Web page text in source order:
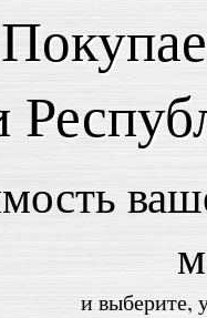
и выберите,